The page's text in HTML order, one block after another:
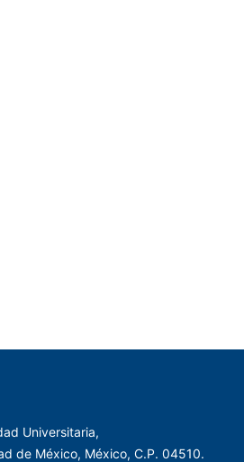
Universitaria,
de México, México, C.P. 04510.